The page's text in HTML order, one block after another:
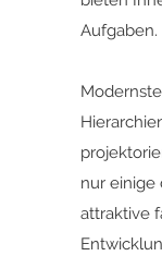
Aufgaben.
nur einige
attraktive